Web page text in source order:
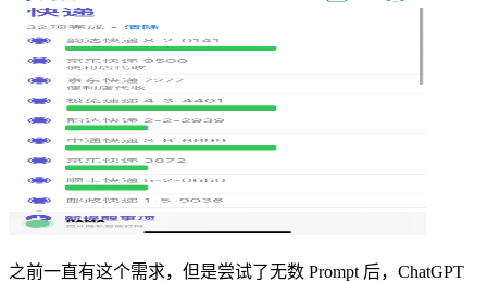
之前一直有这个需求，但是尝试了无数 Prompt 后，ChatGPT